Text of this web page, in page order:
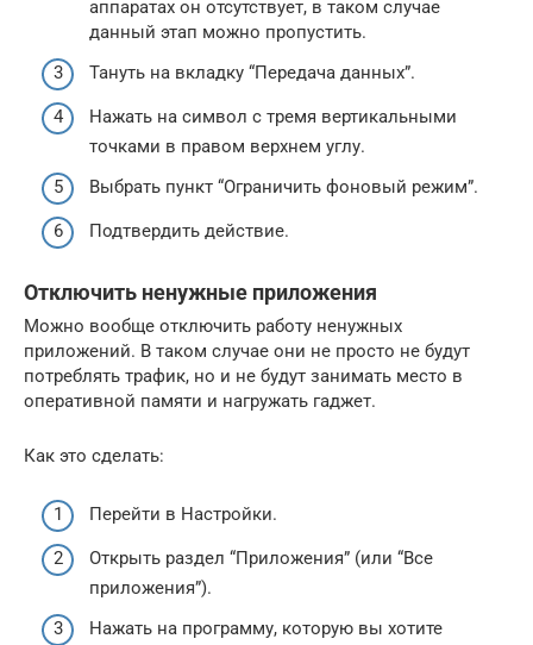
аппаратах он отсутствует, в таком случае
данный этап можно пропустить.
Тануть на вкладку “Передача данных”.
Нажать на символ с тремя вертикальными
точками в правом верхнем углу.
Выбрать пункт “Ограничить фоновый режим”.
Подтвердить действие.
Отключить ненужные приложения
Можно вообще отключить работу ненужных
приложений. В таком случае они не просто не будут
потреблять трафик, но и не будут занимать место в
оперативной памяти и нагружать гаджет.
Как это сделать:
Перейти в Настройки.
Открыть раздел “Приложения” (или “Все
приложения”).
Нажать на программу, которую вы хотите